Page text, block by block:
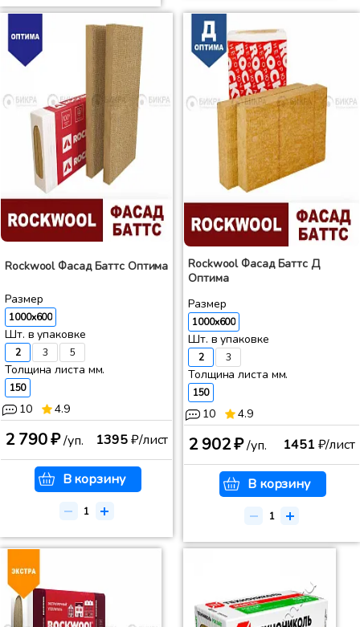
Rockwool Фасад Баттс Оптима
Размер
1000x600
Шт. в упаковке
2 3 5
Толщина листа мм.
150
10 4.9
2 790 ₽/уп. 1395₽/лист
В корзину
Rockwool Фасад Баттс Д
Оптима
Размер
1000x600
Шт. в упаковке
2 3
Толщина листа мм.
150
10 4.9
2 902 ₽/уп. 1451₽/лист
В корзину